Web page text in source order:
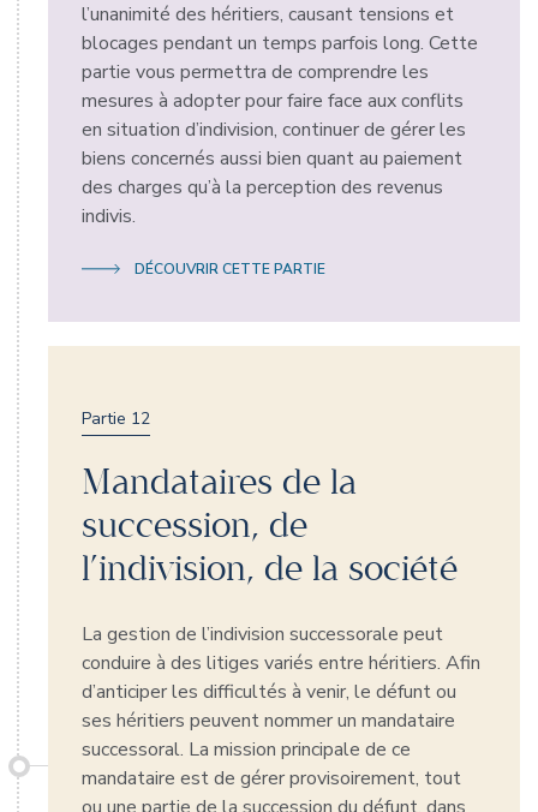
l’unanimité des héritiers, causant tensions et
blocages pendant un temps parfois long. Cette
partie vous permettra de comprendre les
mesures à adopter pour faire face aux conflits
en situation d’indivision, continuer de gérer les
biens concernés aussi bien quant au paiement
des charges qu’à la perception des revenus
indivis.
DÉCOUVRIR CETTE PARTIE
Partie 12
Mandataires de la
succession, de
l’indivision, de la société
La gestion de l’indivision successorale peut
conduire à des litiges variés entre héritiers. Afin
d’anticiper les difficultés à venir, le défunt ou
ses héritiers peuvent nommer un mandataire
successoral. La mission principale de ce
mandataire est de gérer provisoirement, tout